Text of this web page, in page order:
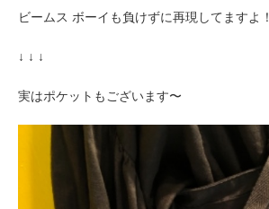
ビームス ボーイも負けずに再現してますよ！
↓ ↓ ↓
実はポケットもございます〜